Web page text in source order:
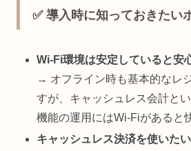
✅ 導入時に知っておきたい
Wi-Fi環境は安定していると安
→ オフライン時も基本的なレ
すが、キャッシュレス会計と
機能の運用にはWi-Fiがあると
キャッシュレス決済を使いた